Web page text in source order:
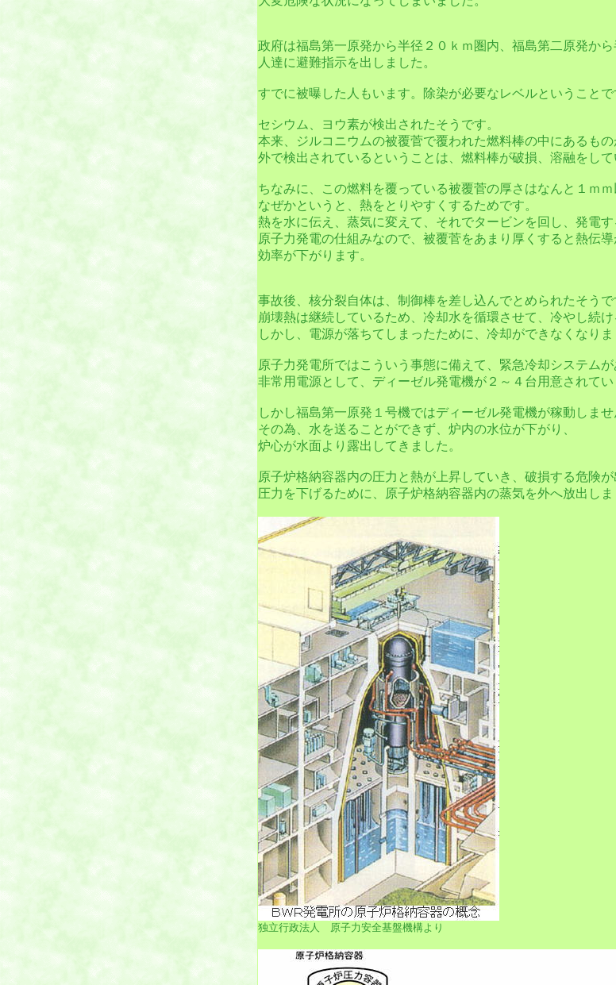
政府は福島第一原発から半径２０ｋｍ圏内、福島第二原発か
人達に避難指示を出しました。
すでに被曝した人もいます。除染が必要なレベルということで
セシウム、ヨウ素が検出されたそうです。
本来、ジルコニウムの被覆菅で覆われた燃料棒の中にあるもの
外で検出されているということは、燃料棒が破損、溶融をして
ちなみに、この燃料を覆っている被覆菅の厚さはなんと１ｍｍ
なぜかというと、熱をとりやすくするためです。
熱を水に伝え、蒸気に変えて、それでタービンを回し、発電
原子力発電の仕組みなので、被覆菅をあまり厚くすると熱伝導
効率が下がります。
事故後、核分裂自体は、制御棒を差し込んでとめられたそうで
崩壊熱は継続しているため、冷却水を循環させて、冷やし続け
しかし、電源が落ちてしまったために、冷却ができなくなりま
原子力発電所ではこういう事態に備えて、緊急冷却システムが
非常用電源として、ディーゼル発電機が２～４台用意されてい
しかし福島第一原発１号機ではディーゼル発電機が稼動しませ
その為、水を送ることができず、炉内の水位が下がり、
炉心が水面より露出してきました。
原子炉格納容器内の圧力と熱が上昇していき、破損する危険が
圧力を下げるために、原子炉格納容器内の蒸気を外へ放出しま
独立行政法人 原子力安全基盤機構より